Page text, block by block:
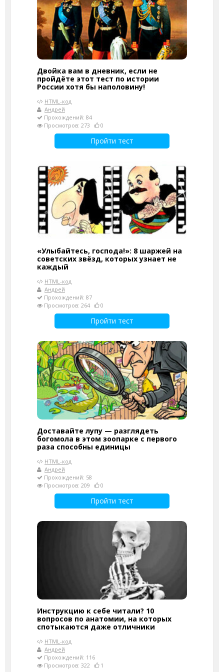
Двойка вам в дневник, если не
пройдёте этот тест по истории
России хотя бы наполовину!
HTML-код
Андрей
Прохождений: 84
Просмотров: 273
0
Пройти тест
«Улыбайтесь, господа!»: 8 шаржей на
советских звёзд, которых узнает не
каждый
HTML-код
Андрей
Прохождений: 87
Просмотров: 264
0
Пройти тест
Доставайте лупу — разглядеть
богомола в этом зоопарке с первого
раза способны единицы
HTML-код
Андрей
Прохождений: 58
Просмотров: 209
0
Пройти тест
Инструкцию к себе читали? 10
вопросов по анатомии, на которых
спотыкаются даже отличники
HTML-код
Андрей
Прохождений: 116
Просмотров: 322
1